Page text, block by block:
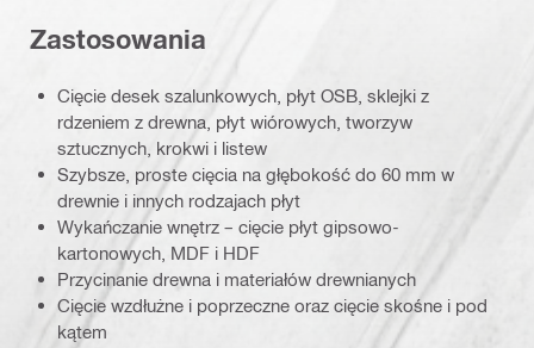
Zastosowania
Cięcie desek szalunkowych, płyt OSB, sklejki z
rdzeniem z drewna, płyt wiórowych, tworzyw
sztucznych, krokwi i listew
Szybsze, proste cięcia na głębokość do 60 mm w
drewnie i innych rodzajach płyt
Wykańczanie wnętrz – cięcie płyt gipsowo-
kartonowych, MDF i HDF
Przycinanie drewna i materiałów drewnianych
Cięcie wzdłużne i poprzeczne oraz cięcie skośne i pod
kątem